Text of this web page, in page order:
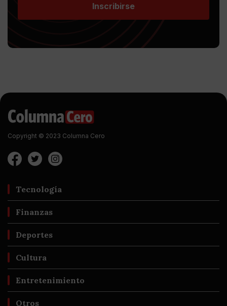
Inscribirse
Copyright © 2023 Columna Cero
Tecnología
Finanzas
Deportes
Cultura
Entretenimiento
Otros